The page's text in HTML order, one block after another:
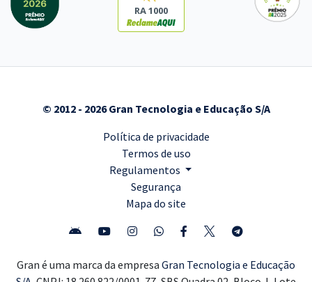
RA 1000
© 2012 - 2026 Gran Tecnologia e Educação S/A
Política de privacidade
Termos de uso
Regulamentos
Segurança
Mapa do site
Gran é uma marca da empresa Gran Tecnologia e Educação